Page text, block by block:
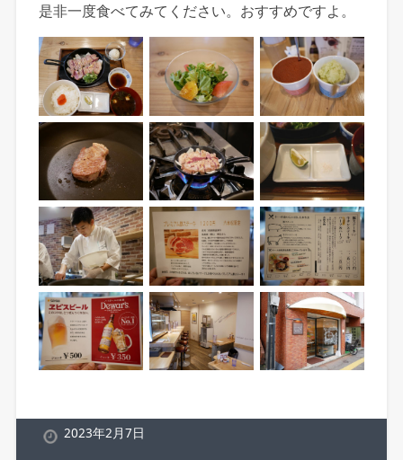
是非一度食べてみてください。おすすめですよ。
2023年2月7日